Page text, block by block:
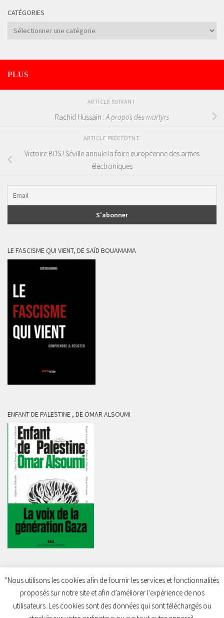
CATÉGORIES
Catégories
PLUS
ARTICLE SUIVANT
Rachid Hussaïn :A propos des martyrs
ARTICLE PRÉCÉDENT
Victoire BDS ! Séville annule la foire européenne des armes
électroniques
LE FASCISME QUI VIENT, DE SAÏD BOUAMAMA
ENFANT DE PALESTINE , DE OMAR ALSOUMI
Charleroi Pour la Palestine © 2026. Tous droits réservés.
"Nous utilisons les cookies afin de fournir les services et fonctionnalités
proposés sur notre site et afin d’améliorer l’expérience de nos
utilisateurs. Les cookies sont des données qui sont téléchargés ou